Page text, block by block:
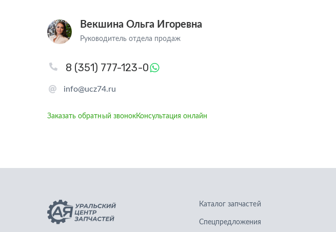
Векшина Ольга Игоревна
Руководитель отдела продаж
info@ucz74.ru
8 (351) 777-123-0
Заказать обратный звонокКонсультация онлайн
Запчасти для грузовых автомобилей
Спецпредложения
Графические каталоги